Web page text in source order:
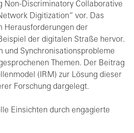
Non-Discriminatory Collaborative
Digitization“ vor. Das
Herausforderungen der
der digitalen Straße hervor.
und Synchronisationsprobleme
Themen. Der Beitrag
(IRM) zur Lösung dieser
Forschung dargelegt.
Einsichten durch engagierte